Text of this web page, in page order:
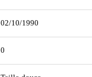
02/10/1990
0